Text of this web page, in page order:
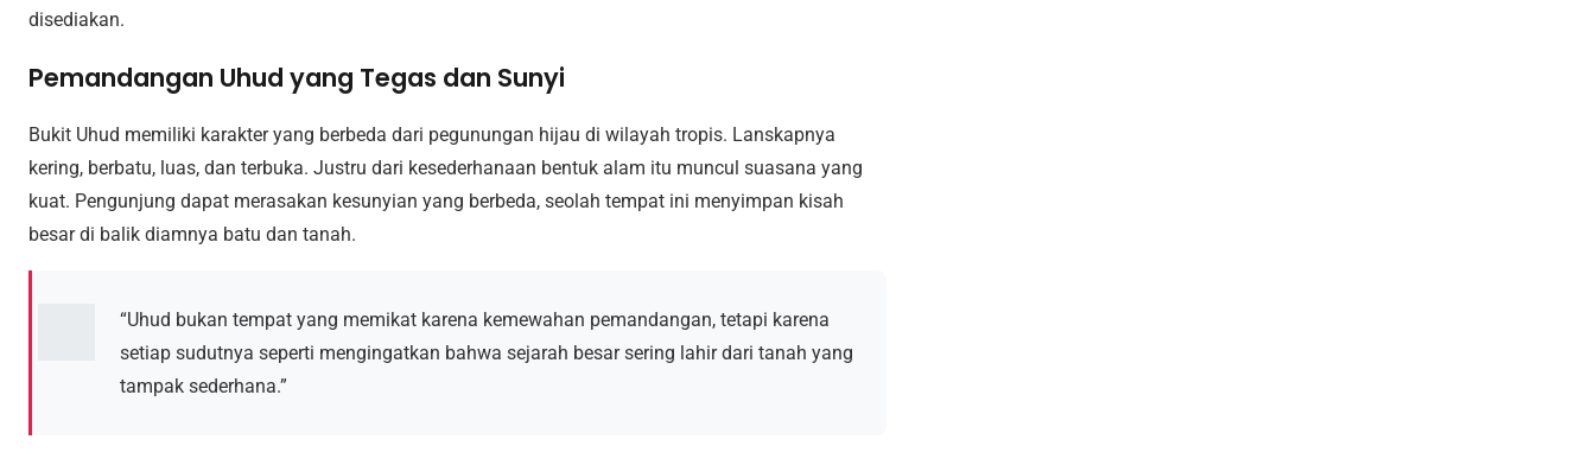
disediakan.
Pemandangan Uhud yang Tegas dan Sunyi
Bukit Uhud memiliki karakter yang berbeda dari pegunungan hijau di wilayah tropis. Lanskapnya
kering, berbatu, luas, dan terbuka. Justru dari kesederhanaan bentuk alam itu muncul suasana yang
kuat. Pengunjung dapat merasakan kesunyian yang berbeda, seolah tempat ini menyimpan kisah
besar di balik diamnya batu dan tanah.
“Uhud bukan tempat yang memikat karena kemewahan pemandangan, tetapi karena
setiap sudutnya seperti mengingatkan bahwa sejarah besar sering lahir dari tanah yang
tampak sederhana.”